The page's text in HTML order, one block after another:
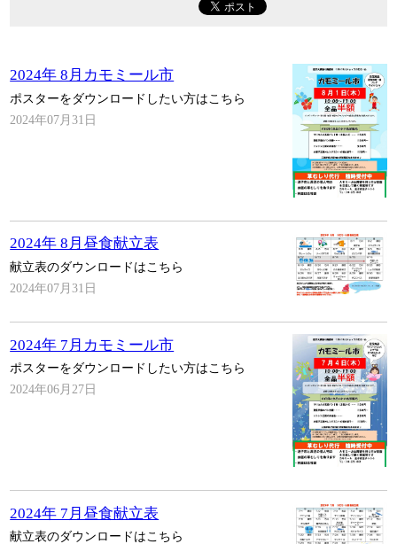
2024年 8月カモミール市
ポスターをダウンロードしたい方はこちら
2024年07月31日
2024年 8月昼食献立表
献立表のダウンロードはこちら
2024年07月31日
2024年 7月カモミール市
ポスターをダウンロードしたい方はこちら
2024年06月27日
2024年 7月昼食献立表
献立表のダウンロードはこちら